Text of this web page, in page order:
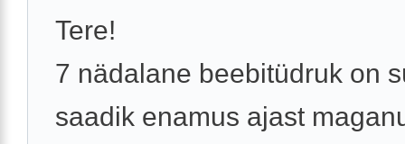
Tere!
7 nädalane beebitüdruk on
saadik enamus ajast